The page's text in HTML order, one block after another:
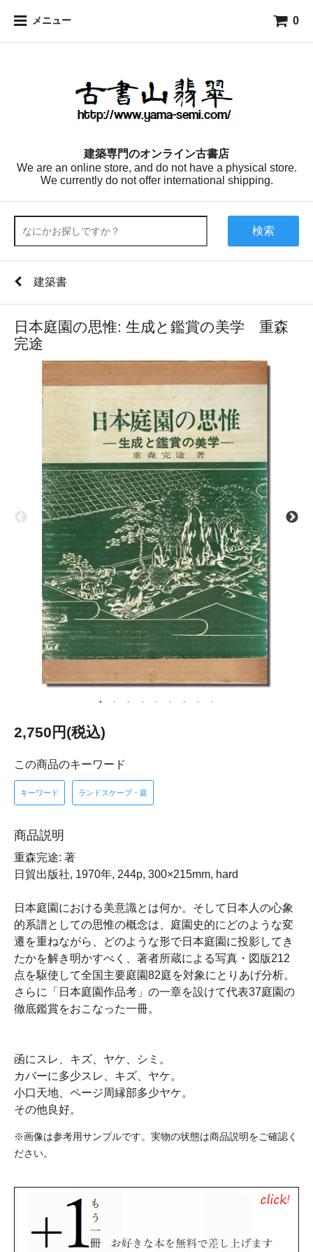
メニュー 0
建築専門のオンライン古書店
We are an online store, and do not have a physical store.
We currently do not offer international shipping.
検索
建築書
日本庭園の思惟: 生成と鑑賞の美学 重森
完途
2,750円(税込)
この商品のキーワード
キーワード ランドスケープ・庭
商品説明
重森完途: 著
日貿出版社, 1970年, 244p, 300×215mm, hard
日本庭園における美意識とは何か。そして日本人の心象
的系譜としての思惟の概念は、庭園史的にどのような変
遷を重ねながら、どのような形で日本庭園に投影してき
たかを解き明かすべく、著者所蔵による写真・図版212
点を駆使して全国主要庭園82庭を対象にとりあげ分析。
さらに「日本庭園作品考」の一章を設けて代表37庭園の
徹底鑑賞をおこなった一冊。
函にスレ、キズ、ヤケ、シミ。
カバーに多少スレ、キズ、ヤケ。
小口天地、ページ周縁部多少ヤケ。
その他良好。
※画像は参考用サンプルです。実物の状態は商品説明をご確認く
ださい。